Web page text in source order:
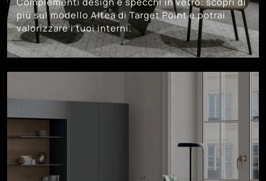
più sul modello Altea di Target Point e potrai
valorizzare i tuoi interni.